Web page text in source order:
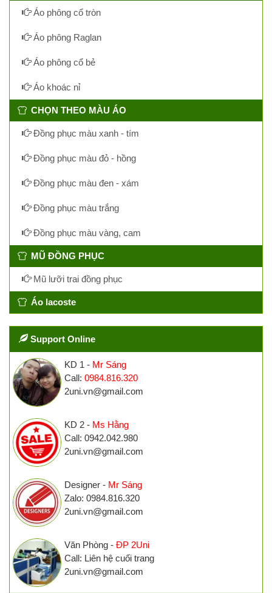
Áo phông cổ tròn
Áo phông Raglan
Áo phông cổ bẻ
Áo khoác nỉ
CHỌN THEO MÀU ÁO
Đồng phục màu xanh - tím
Đồng phục màu đỏ - hồng
Đồng phục màu đen - xám
Đồng phục màu trắng
Đồng phục màu vàng, cam
MŨ ĐỒNG PHỤC
Mũ lưỡi trai đồng phục
Áo lacoste
Support Online
KD 1 - Mr Sáng
Call: 0984.816.320
2uni.vn@gmail.com
KD 2 - Ms Hằng
Call: 0942.042.980
2uni.vn@gmail.com
Designer - Mr Sáng
Zalo: 0984.816.320
2uni.vn@gmail.com
Văn Phòng - ĐP 2Uni
Call: Liên hệ cuối trang
2uni.vn@gmail.com